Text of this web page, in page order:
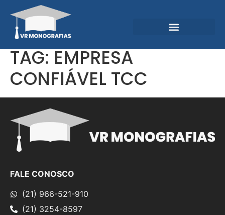
TAG:EMPRESA
CONFIÁVEL TCC
FALE CONOSCO
(21) 966-521-910
(21) 3254-8597